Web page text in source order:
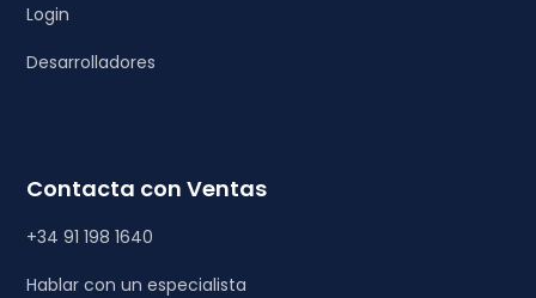
Login
Desarrolladores
Contacta con Ventas
+34 91 198 1640
Hablar con un especialista